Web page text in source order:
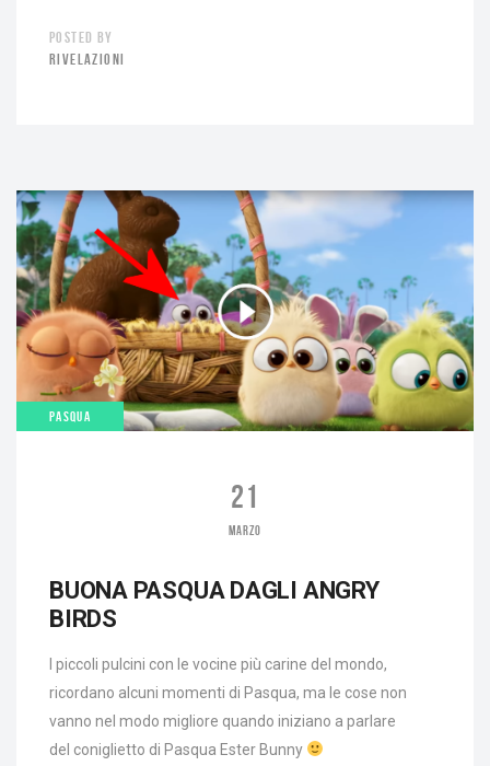
POSTED BY
RIVELAZIONI
PASQUA
21
MARZO
BUONA PASQUA DAGLI ANGRY
BIRDS
I piccoli pulcini con le vocine più carine del mondo,
ricordano alcuni momenti di Pasqua, ma le cose non
vanno nel modo migliore quando iniziano a parlare
del coniglietto di Pasqua Ester Bunny